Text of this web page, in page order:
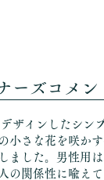
ーズコメン
ザインしたシン
小さな花を咲か
ました。男性用
の関係性に喩えて